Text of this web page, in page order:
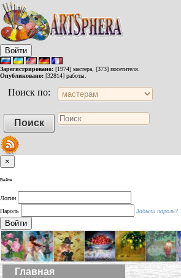
Войти
Зарегистрировано: [1974] мастера, [373] посетителя.
Опубликовано: [32814] работы.
Поиск по:
×
Войти
Логин
Пароль
Забыли пароль?
Войти
Главная